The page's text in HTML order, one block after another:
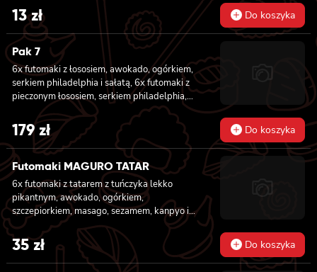
13zł Do koszyka
Pak 7
6x futomaki z łososiem, awokado, ogórkiem,
serkiem philadelphia i sałatą, 6x futomaki z
pieczonym łososiem, serkiem philadelphia,
awokado, ogórkiem, kanpyo, sałatą, sosem
teriyaki i sezamem, 6x futomaki z krewetką
w tempurze, ogórkiem, sałatą i majonezem
lekko pikantnym, 8x hosomaki z łososiem, 8x
hosomaki z ogórkiem, 8x california z
łososiem, ogórkiem, serkiem philadelphia,
awokado i masago, 8x california z krewetką,
majonezem lekko pikantnym, awokado,
ogórkiem, masago i sezamem, 2x nigiri z
łososiem, 2x nigiri z tuńczykiem, 2x nigiri z
krewetką
179zł Do koszyka
Futomaki MAGURO TATAR
6x futomaki z tatarem z tuńczyka lekko
pikantnym, awokado, ogórkiem,
szczepiorkiem, masago, sezamem, kanpyo i
sałatą
35zł Do koszyka